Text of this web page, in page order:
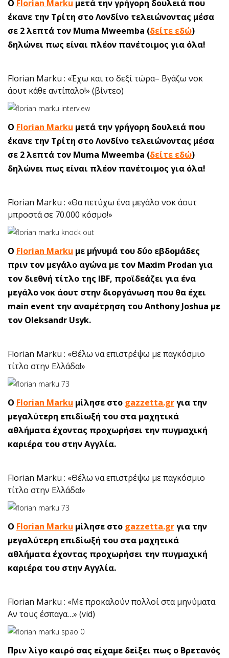
Ο Florian Marku μετά την γρήγορη δουλειά που
έκανε την Τρίτη στο Λονδίνο τελειώνοντας μέσα
σε 2 λεπτά τον Muma Mweemba (δείτε εδώ)
δηλώνει πως είναι πλέον πανέτοιμος για όλα!
Florian Marku : «Έχω και το δεξί τώρα– Βγάζω νοκ
άουτ κάθε αντίπαλο!» (βίντεο)
Ο Florian Marku μετά την γρήγορη δουλειά που
έκανε την Τρίτη στο Λονδίνο τελειώνοντας μέσα
σε 2 λεπτά τον Muma Mweemba (δείτε εδώ)
δηλώνει πως είναι πλέον πανέτοιμος για όλα!
Florian Marku : «Θα πετύχω ένα μεγάλο νοκ άουτ
μπροστά σε 70.000 κόσμο!»
Ο Florian Marku με μήνυμά του δύο εβδομάδες
πριν τον μεγάλο αγώνα με τον Maxim Prodan για
τον διεθνή τίτλο της IBF, προϊδεάζει για ένα
μεγάλο νοκ άουτ στην διοργάνωση που θα έχει
main event την αναμέτρηση του Anthony Joshua με
τον Oleksandr Usyk.
Florian Marku : «Θέλω να επιστρέψω με παγκόσμιο
τίτλο στην Ελλάδα!»
O Florian Marku μίλησε στο gazzetta.grγια την
μεγαλύτερη επιδίωξή του στα μαχητικά
αθλήματα έχοντας προχωρήσει την πυγμαχική
καριέρα του στην Αγγλία.
Florian Marku : «Θέλω να επιστρέψω με παγκόσμιο
τίτλο στην Ελλάδα!»
O Florian Marku μίλησε στο gazzetta.grγια την
μεγαλύτερη επιδίωξή του στα μαχητικά
αθλήματα έχοντας προχωρήσει την πυγμαχική
καριέρα του στην Αγγλία.
Florian Marku : «Με προκαλούν πολλοί στα μηνύματα.
Αν τους έσπαγα…» (vid)
Πριν λίγο καιρό σας είχαμε δείξει πως ο Βρετανός